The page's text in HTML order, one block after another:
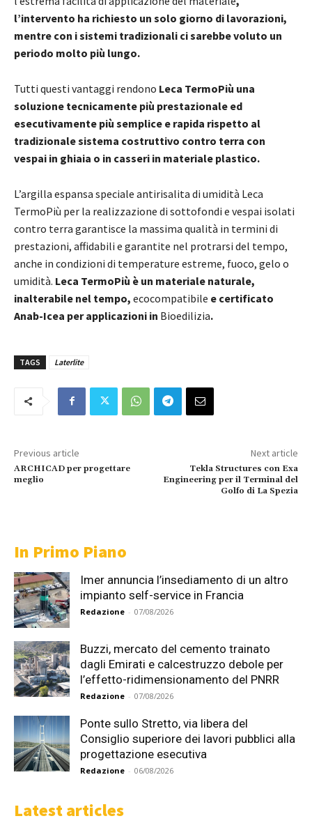
l’intervento ha richiesto un solo giorno di lavorazioni,
mentre con i sistemi tradizionali ci sarebbe voluto un
periodo molto più lungo.
Tutti questi vantaggi rendono Leca TermoPiù una
soluzione tecnicamente più prestazionale ed
esecutivamente più semplice e rapida rispetto al
tradizionale sistema costruttivo contro terra con
vespai in ghiaia o in casseri in materiale plastico.
L’argilla espansa speciale antirisalita di umidità Leca
TermoPiù per la realizzazione di sottofondi e vespai isolati
contro terra garantisce la massima qualità in termini di
prestazioni, affidabili e garantite nel protrarsi del tempo,
anche in condizioni di temperature estreme, fuoco, gelo o
umidità. Leca TermoPiù è un materiale naturale,
inalterabile nel tempo, ecocompatibile e certificato
Anab-Icea per applicazioni in Bioedilizia.
TAGS Laterlite
Previous article
ARCHICAD per progettare
meglio
Next article
Tekla Structures con Exa
Engineering per il Terminal del
Golfo di La Spezia
In Primo Piano
Imer annuncia l’insediamento di un altro
impianto self-service in Francia
Redazione - 07/08/2026
Buzzi, mercato del cemento trainato
dagli Emirati e calcestruzzo debole per
l’effetto-ridimensionamento del PNRR
Redazione - 07/08/2026
Ponte sullo Stretto, via libera del
Consiglio superiore dei lavori pubblici alla
progettazione esecutiva
Redazione - 06/08/2026
Latest articles